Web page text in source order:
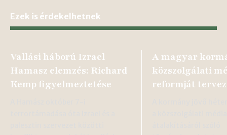
Ezek is érdekelhetnek
Vallási háború Izrael
Hamasz elemzés: Richard
Kemp figyelmeztetése
A magyar
közszolgálati
reformját